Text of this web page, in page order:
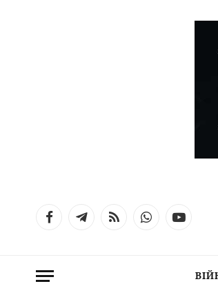
FacebookTelegramRSS WhatsAppYouTube